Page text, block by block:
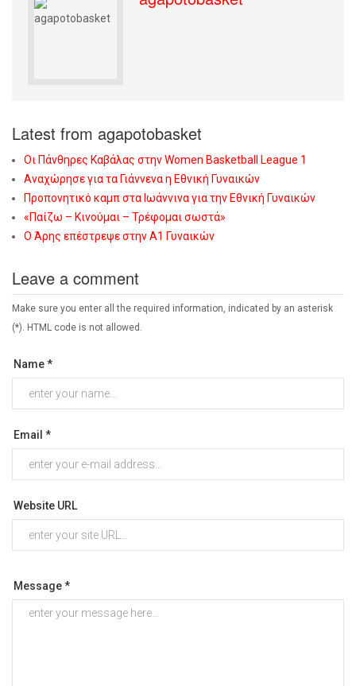
Latest from agapotobasket
Οι Πάνθηρες Καβάλας στην Women Basketball League 1
Αναχώρησε για τα Γιάννενα η Εθνική Γυναικών
Προπονητικό καμπ στα Ιωάννινα για την Εθνική Γυναικών
«Παίζω – Κινούμαι – Τρέφομαι σωστά»
Ο Άρης επέστρεψε στην Α1 Γυναικών
Leave a comment
Make sure you enter all the required information, indicated by an asterisk
(*). HTML code is not allowed.
Name *
Email *
Website URL
Message *